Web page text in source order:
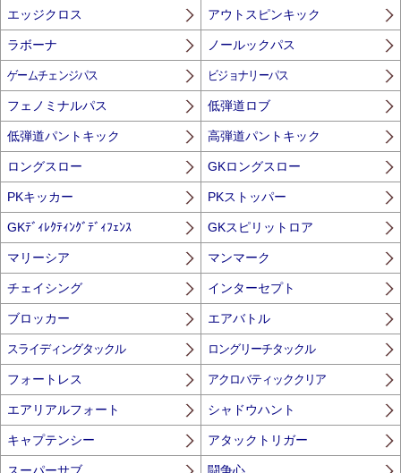
エッジクロス アウトスピンキック
ラボーナ ノールックパス
ゲームチェンジパス ビジョナリーパス
フェノミナルパス 低弾道ロブ
低弾道パントキック 高弾道パントキック
ロングスロー GKロングスロー
PKキッカー PKストッパー
GKﾃﾞｨﾚｸﾃｨﾝｸﾞﾃﾞｨﾌｪﾝｽ GKスピリットロア
マリーシア マンマーク
チェイシング インターセプト
ブロッカー エアバトル
スライディングタックル ロングリーチタックル
フォートレス アクロバティッククリア
エアリアルフォート シャドウハント
キャプテンシー アタックトリガー